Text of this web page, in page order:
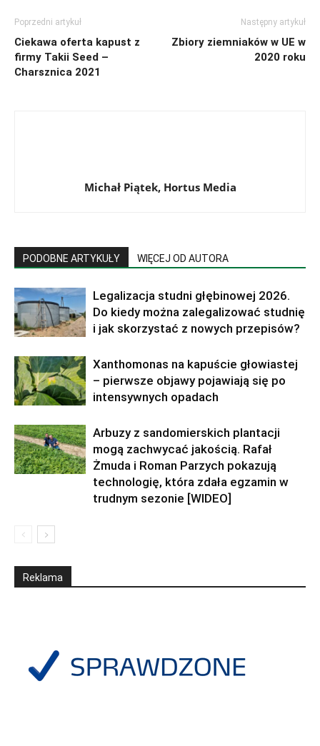
Poprzedni artykuł
Ciekawa oferta kapust z
firmy Takii Seed –
Charsznica 2021
Następny artykuł
Zbiory ziemniaków w UE w
2020 roku
Michał Piątek, Hortus Media
PODOBNE ARTYKUŁY WIĘCEJ OD AUTORA
Legalizacja studni głębinowej 2026.
Do kiedy można zalegalizować studnię
i jak skorzystać z nowych przepisów?
Xanthomonas na kapuście głowiastej
– pierwsze objawy pojawiają się po
intensywnych opadach
Arbuzy z sandomierskich plantacji
mogą zachwycać jakością. Rafał
Żmuda i Roman Parzych pokazują
technologię, która zdała egzamin w
trudnym sezonie [WIDEO]
Reklama